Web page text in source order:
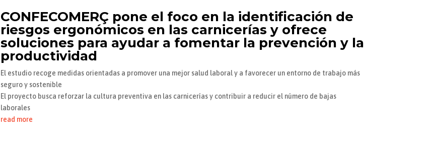
CONFECOMERÇ pone el foco en la identificación de
riesgos ergonómicos en las carnicerías y ofrece
soluciones para ayudar a fomentar la prevención y la
productividad
El estudio recoge medidas orientadas a promover una mejor salud laboral y a favorecer un entorno de trabajo más
seguro y sostenible
El proyecto busca reforzar la cultura preventiva en las carnicerías y contribuir a reducir el número de bajas
laborales
read more